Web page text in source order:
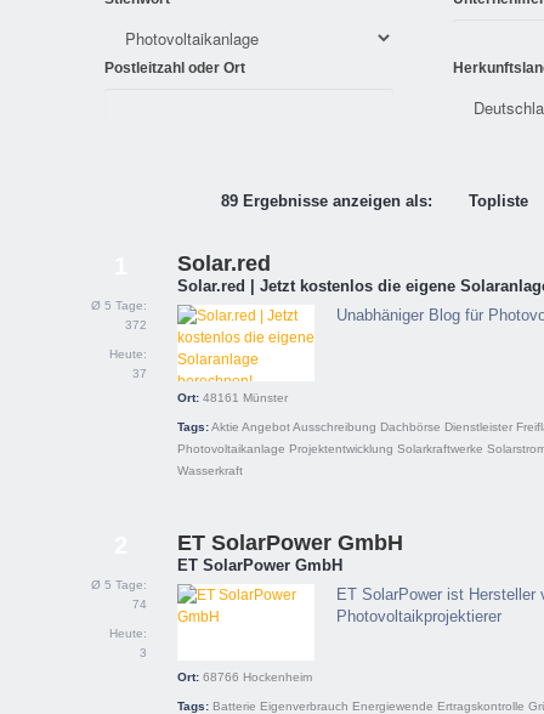
Postleitzahl oder Ort
89 Ergebnisse anzeigen als: Topliste
Ø 5 Tage:
372
Heute:
37
Solar.red
Solar.red | Jetzt kostenlos die eigene
Unabhäniger Blog für
Ort: 48161 Münster
Tags:Aktie AngebotAusschreibung Dachbörse Dienstleister
Photovoltaikanlage Projektentwicklung Solarkraftwerke
Wasserkraft
Ø 5 Tage:
74
Heute:
3
ET SolarPower GmbH
ET SolarPower GmbH
ET SolarPower ist Hersteller
Photovoltaikprojektierer
Ort: 68766 Hockenheim
Tags: Batterie Eigenverbrauch Energiewende Ertragskontrolle